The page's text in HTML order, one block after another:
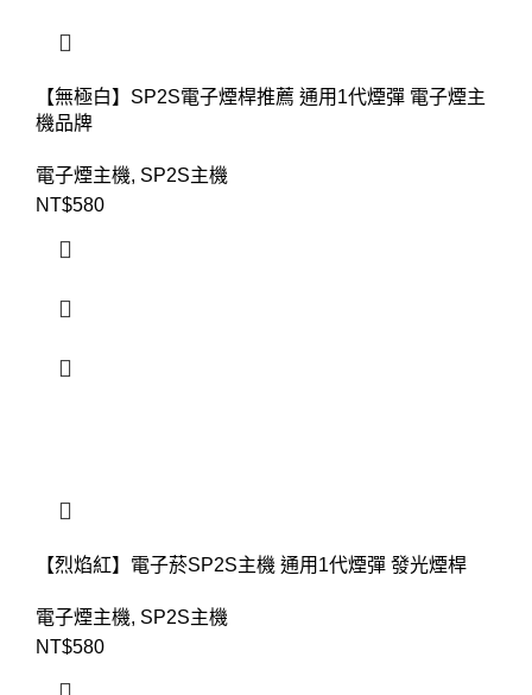
【無極白】SP2S電子煙桿推薦 通用1代煙彈 電子煙主
機品牌
電子煙主機, SP2S主機
NT$580
【烈焰紅】電子菸SP2S主機 通用1代煙彈 發光煙桿
電子煙主機, SP2S主機
NT$580